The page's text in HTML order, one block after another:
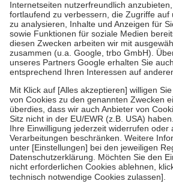
Prozent des Abgabepreises,mindestens
höchstens zehn Euro.Es sind jedoch nie
Kosten der Leistung zu entrichten.
Diese Regeln gelten grundsätzlich auch für
Bei Heilmitteln und häuslicher
Zuzahlung zehn Prozent der Kosten sowie
Um das Engagement der Versicherten für
stärken und die besondere Stellung der
fallenkeine Zuzahlungen an bei:
• Kindern und Jugendlichen bis zum
mit Ausnahme der Fahrkosten
• Untersuchungen zur Vorsorge und
GKV getragen werden